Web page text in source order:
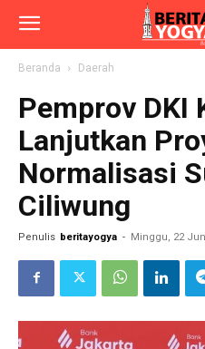
Beranda Daerah
Pemprov DKI
Lanjutkan
Normalisasi
Ciliwung
Penulis beritayogya - Minggu, 22